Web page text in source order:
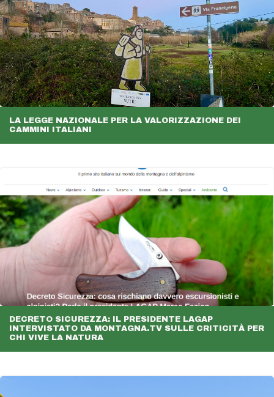
LA LEGGE NAZIONALE PER LA VALORIZZAZIONE DEI
CAMMINI ITALIANI
DECRETO SICUREZZA: IL PRESIDENTE LAGAP
INTERVISTATO DA MONTAGNA.TV SULLE CRITICITÀ PER
CHI VIVE LA NATURA